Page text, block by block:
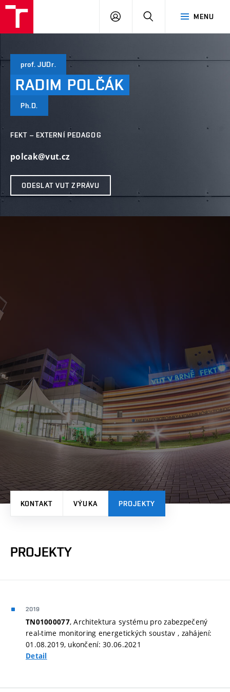
MENU
PŘIHLÁSIT
prof. JUDr.
RADIM POLČÁK
Ph.D.
FEKT – EXTERNÍ PEDAGOG
polcak@vut.cz
ODESLAT VUT ZPRÁVU
KONTAKT VÝUKA PROJEKTY
PROJEKTY
2019
TN01000077, Architektura systému pro zabezpečený
real-time monitoring energetických soustav , zahájení:
01.08.2019, ukončení: 30.06.2021
Detail